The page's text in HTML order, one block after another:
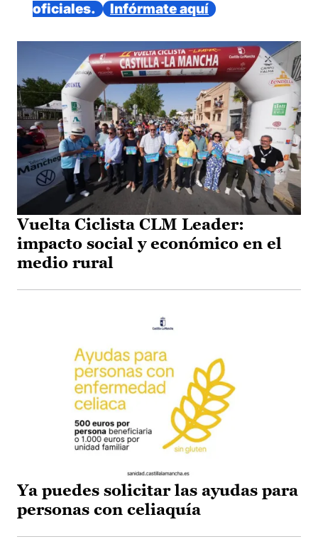
oficiales.
Infórmate aquí
Vuelta Ciclista CLM Leader:
impacto social y económico en el
medio rural
Ya puedes solicitar las ayudas para
personas con celiaquía